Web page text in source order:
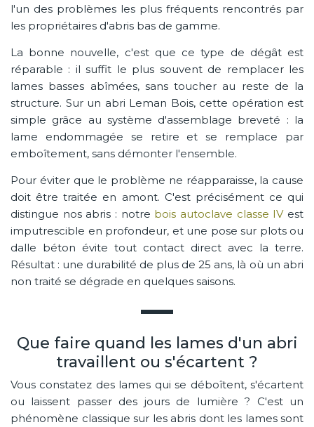
l'un des problèmes les plus fréquents rencontrés par
les propriétaires d'abris bas de gamme.
La bonne nouvelle, c'est que ce type de dégât est
réparable : il suffit le plus souvent de remplacer les
lames basses abîmées, sans toucher au reste de la
structure. Sur un abri Leman Bois, cette opération est
simple grâce au système d'assemblage breveté : la
lame endommagée se retire et se remplace par
emboîtement, sans démonter l'ensemble.
Pour éviter que le problème ne réapparaisse, la cause
doit être traitée en amont. C'est précisément ce qui
distingue nos abris : notre bois autoclave classe IVest
imputrescible en profondeur, et une pose sur plots ou
dalle béton évite tout contact direct avec la terre.
Résultat : une durabilité de plus de 25 ans, là où un abri
non traité se dégrade en quelques saisons.
Que faire quand les lames d'un abri
travaillent ou s'écartent ?
Vous constatez des lames qui se déboîtent, s'écartent
ou laissent passer des jours de lumière ? C'est un
phénomène classique sur les abris dont les lames sont